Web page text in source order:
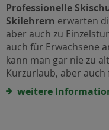
Professionelle
Skilehrern erwarten
aber auch zu
auch für Erwachsene
kann man gar nie zu
Kurzurlaub, aber
weitere